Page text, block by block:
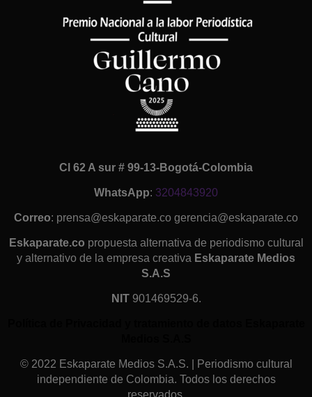
Cl 62 A sur # 99-13-Bogotá-Colombia
WhatsApp: 3204843920
Correo: prensa@eskaparate.co gerencia@eskaparate.co
Eskaparate.co propuesta alternativa de periodismo cultural
y alternativo de la empresa creativa Eskaparate Medios
S.A.S
NIT 901469529-6.
© 2022 Eskaparate Medios S.A.S. | Periodismo cultural
independiente de Colombia. Todos los derechos